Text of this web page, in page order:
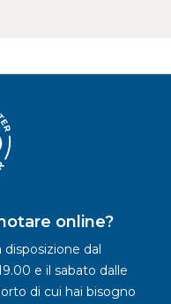
online?
dal
e il sabato dalle
di cui hai bisogno